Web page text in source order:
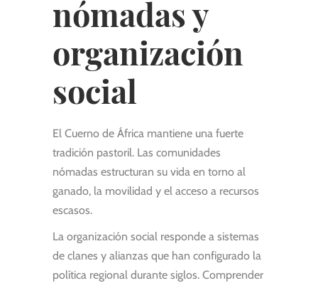
nómadas y
organización
social
El Cuerno de África mantiene una fuerte
tradición pastoril. Las comunidades
nómadas estructuran su vida en torno al
ganado, la movilidad y el acceso a recursos
escasos.
La organización social responde a sistemas
de clanes y alianzas que han configurado la
política regional durante siglos. Comprender